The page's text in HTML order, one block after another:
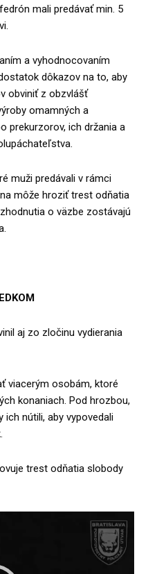
mali predávať min. 5
a vyhodnocovaním
dôkazov na to, aby
obviniť z obzvlášť
omamných a
prekurzorov, ich držania a
muži predávali v rámci
môže hroziť trest odňatia
o väzbe zostávajú
aj zo zločinu vydierania
viacerým osobám, ktoré
konaniach. Pod hrozbou,
ich nútili, aby vypovedali
trest odňatia slobody